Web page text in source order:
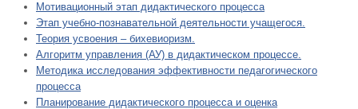
Мотивационный этап дидактического процесса
Этап учебно-познавательной деятельности учащегося.
Теория усвоения – бихевиоризм.
Алгоритм управления (АУ) в дидактическом процессе.
Методика исследования эффективности педагогического
процесса
Планирование дидактического процесса и оценка